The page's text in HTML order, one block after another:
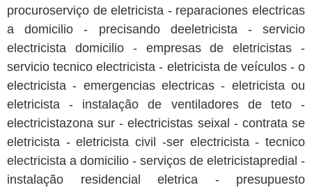
procuroserviço de eletricista - reparaciones electricas
a domicilio - precisando deeletricista - servicio
electricista domicilio - empresas de eletricistas -
servicio tecnico electricista - eletricista de veículos - o
electricista - emergencias electricas - eletricista ou
eletricista - instalação de ventiladores de teto -
electricistazona sur - electricistas seixal - contrata se
eletricista - eletricista civil -ser electricista - tecnico
electricista a domicilio - serviços de eletricistapredial -
instalação residencial eletrica - presupuesto